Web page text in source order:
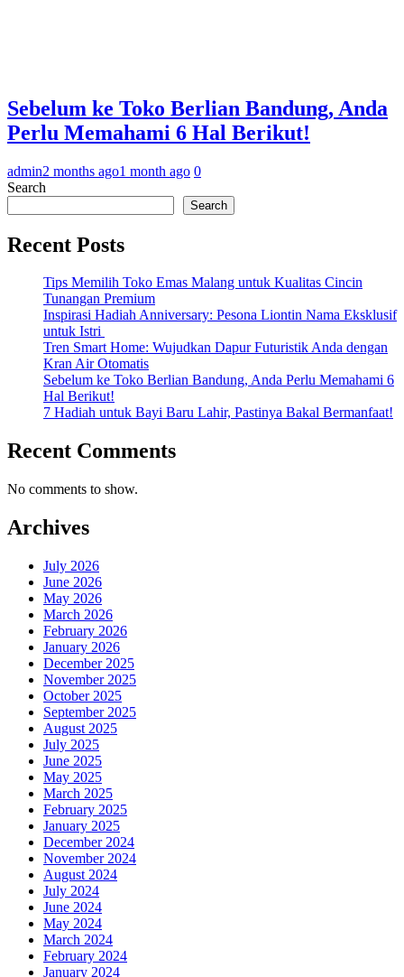
Sebelum ke Toko Berlian Bandung, Anda
Perlu Memahami 6 Hal Berikut!
admin2 months ago1 month ago 0
Search
Search
Recent Posts
Tips Memilih Toko Emas Malang untuk Kualitas Cincin
Tunangan Premium
Inspirasi Hadiah Anniversary: Pesona Liontin Nama Eksklusif
untuk Istri
Tren Smart Home: Wujudkan Dapur Futuristik Anda dengan
Kran Air Otomatis
Sebelum ke Toko Berlian Bandung, Anda Perlu Memahami 6
Hal Berikut!
7 Hadiah untuk Bayi Baru Lahir, Pastinya Bakal Bermanfaat!
Recent Comments
No comments to show.
Archives
July 2026
June 2026
May 2026
March 2026
February 2026
January 2026
December 2025
November 2025
October 2025
September 2025
August 2025
July 2025
June 2025
May 2025
March 2025
February 2025
January 2025
December 2024
November 2024
August 2024
July 2024
June 2024
May 2024
March 2024
February 2024
January 2024